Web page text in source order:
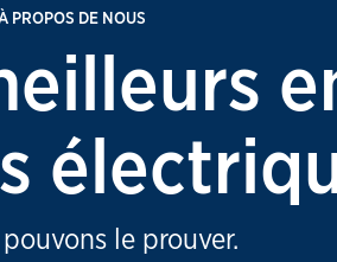
PROPOS DE NOUS
le prouver.